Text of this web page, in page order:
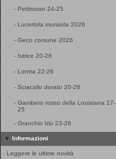
- Pettirosso 24-25
- Lucertola muraiola 2026
- Geco comune 2026
- Istrice 20-26
- Lontra 22-26
- Sciacallo dorato 20-26
- Gambero rosso della Louisiana 17-
25
- Granchio blu 23-26
Informazioni
- Leggere le ultime novità